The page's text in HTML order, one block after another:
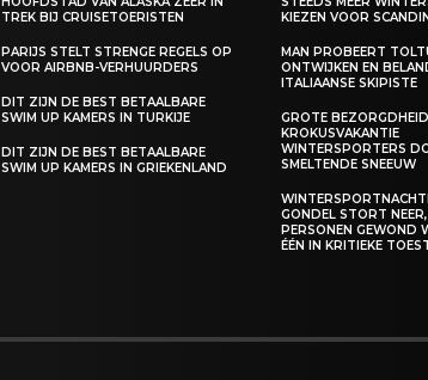
TREK BIJ CRUISETOERISTEN
PARIJS STELT STRENGE REGELS OP
VOOR AIRBNB-VERHUURDERS
DIT ZIJN DE BEST BETAALBARE
SWIM UP KAMERS IN TURKIJE
DIT ZIJN DE BEST BETAALBARE
SWIM UP KAMERS IN GRIEKENLAND
KIEZEN VOOR
MAN PROBEERT
ONTWIJKEN EN
ITALIAANSE SKIPISTE
GROTE
KROKUSVAKANTIE
WINTERSPORTERS
SMELTENDE SNEEUW
GONDEL STORT NEER,
PERSONEN GEWOND
ÉÉN IN KRITIEKE